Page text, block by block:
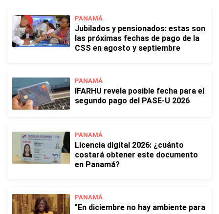
PANAMÁ
Jubilados y pensionados: estas son
las próximas fechas de pago de la
CSS en agosto y septiembre
PANAMÁ
IFARHU revela posible fecha para el
segundo pago del PASE-U 2026
PANAMÁ
Licencia digital 2026: ¿cuánto
costará obtener este documento
en Panamá?
PANAMÁ
"En diciembre no hay ambiente para